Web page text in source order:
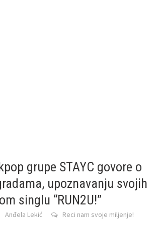
grupe STAYC govore o
upoznavanju svojih
singlu “RUN2U!”
Anđela Lekić Reci nam svoje miljenje!